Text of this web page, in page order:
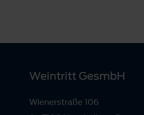
Weintritt GesmbH
Wienerstraße 106